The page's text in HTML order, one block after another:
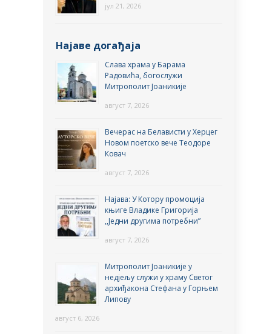
јул 21, 2026
Најаве догађаја
Слава храма у Барама
Радовића, богослужи
Митрополит Јоаникије
август 7, 2026
Вечерас на Белависти у Херцег
Новом поетско вече Теодоре
Ковач
август 7, 2026
Најава: У Котору промоција
књиге Владике Григорија
,,Једни другима потребни”
август 7, 2026
Митрополит Јоаникије у
недјељу служи у храму Светог
архиђакона Стефана у Горњем
Липову
август 6, 2026